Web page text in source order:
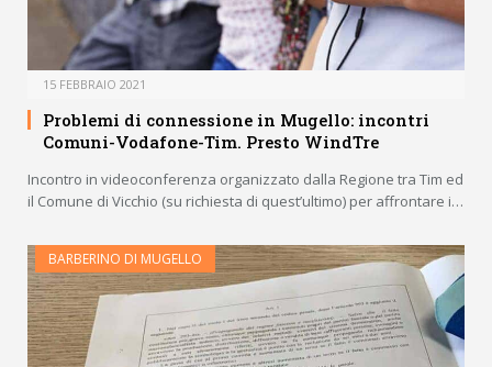
15 FEBBRAIO 2021
Problemi di connessione in Mugello: incontri
Comuni-Vodafone-Tim. Presto WindTre
Incontro in videoconferenza organizzato dalla Regione tra Tim ed
il Comune di Vicchio (su richiesta di quest’ultimo) per affrontare i…
BARBERINO DI MUGELLO